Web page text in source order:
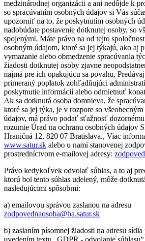
medzinárodnej organizácii a ani nedôjde k
so spracúvaním osobných údajov si Vás
upozorniť na to, že poskytnutím osobných
nadobúdate postavenie dotknutej osoby, so
spojenými. Máte právo na od tejto
osobným údajom, ktoré sa jej týkajú, ako aj
vymazanie alebo obmedzenie spracúvania
žiadosti dotknutej osoby zjavne
najmä pre ich opakujúcu sa povahu,
primeraný poplatok zohľadňujúci
poskytnutie informácií alebo odmietnuť
Ak sa dotknutá osoba domnieva, že
ktoré sa jej týka, je v rozpore so
údajov, má právo podať sťažnosť
rozumie Úrad na ochranu osobných údajov
Hraničná 12, 820 07 Bratislava., Viac
www.satur.sk alebo u nami stanovenej
prostredníctvom e-mailovej adresy:
Právo kedykoľvek odvolať súhlas, a to aj
ktorú bol tento súhlas udelený, môže
nasledujúcimi spôsobmi:
a) emailovou správou zaslanou na adresu
zodpovednaosoba@ba.satur.sk
b) zaslaním písomnej žiadosti na adresu